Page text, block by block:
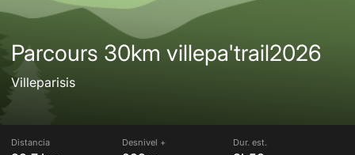
Parcours 30km villepa'trail2026
Villeparisis
Distancia Desnivel + Dur. est.